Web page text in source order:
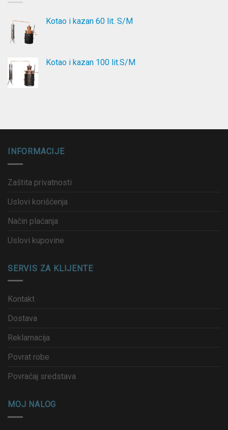
Kotao i kazan 60 lit. S/M
Kotao i kazan 100 lit.S/M
INFORMACIJE
Zaštita privatnosti
Uslovi korišćenja
Način plaćanja
Uslovi kupovine
SERVIS ZA KLIJENTE
Kontakt
Dostava
Reklamacija
Povrat robe
Povraćaj sredstava
MOJ NALOG